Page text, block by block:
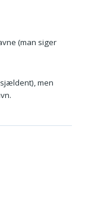
(man siger
men